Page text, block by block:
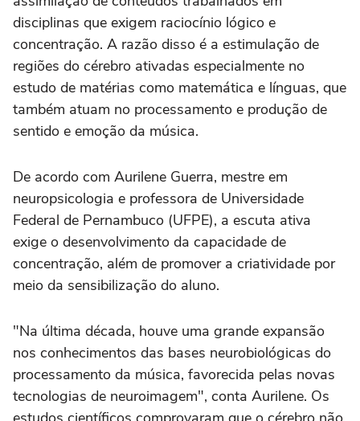
disciplinas que exigem raciocínio lógico e
concentração. A razão disso é a estimulação de
regiões do cérebro ativadas especialmente no
estudo de matérias como matemática e línguas, que
também atuam no processamento e produção de
sentido e emoção da música.
De acordo com Aurilene Guerra, mestre em
neuropsicologia e professora de Universidade
Federal de Pernambuco (UFPE), a escuta ativa
exige o desenvolvimento da capacidade de
concentração, além de promover a criatividade por
meio da sensibilização do aluno.
"Na última década, houve uma grande expansão
nos conhecimentos das bases neurobiológicas do
processamento da música, favorecida pelas novas
tecnologias de neuroimagem", conta Aurilene. Os